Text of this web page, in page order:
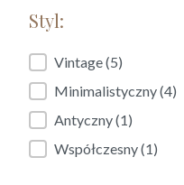
Styl:
Styl:Vintage(5)
Minimalistyczny(4)
Antyczny(1)
Współczesny(1)